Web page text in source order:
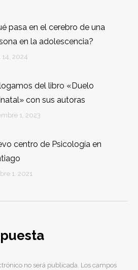
pasa en el cerebro de una
en la adolescencia?
2024
del libro «Duelo
con sus autoras
1, 2023
centro de Psicología en
1, 2021
no será publicada. Los campos